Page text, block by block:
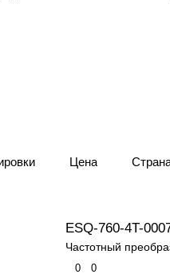
Цена
ESQ-760-4T-
Частотный
0 0